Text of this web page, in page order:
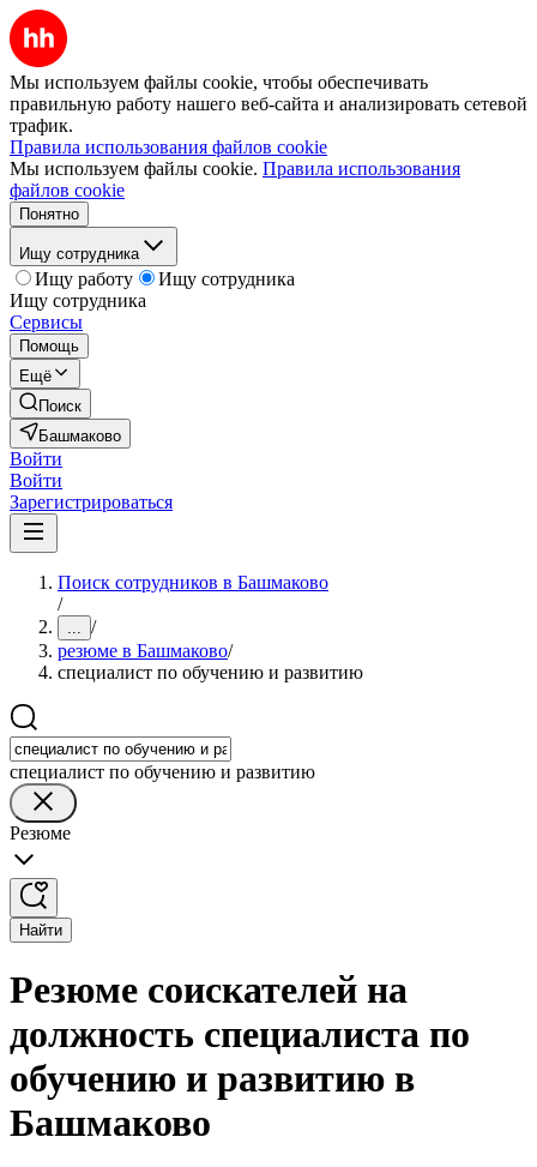
Мы используем файлы cookie, чтобы обеспечивать
правильную работу нашего веб-сайта и анализировать сетевой
трафик.
Правила использования файлов cookie
Мы используем файлы cookie. Правила использования
файлов cookie
Понятно
Ищу сотрудника
Ищу работу
Ищу сотрудника
Ищу сотрудника
Сервисы
Помощь
Ещё
Поиск
Башмаково
Войти
Войти
Зарегистрироваться
Поиск сотрудников в Башмаково
/
... /
резюме в Башмаково/
специалист по обучению и развитию
специалист по обучению и развитию
Резюме
Найти
Резюме соискателей на
должность специалиста по
обучению и развитию в
Башмаково